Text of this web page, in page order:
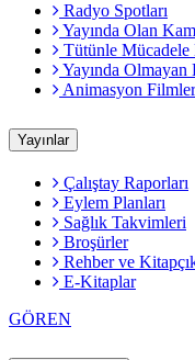
Radyo Spotları
Yayında Olan
Tütünle Mücadele
Yayında Olmayan
Animasyon Filmler
Yayınlar
Çalıştay Raporları
Eylem Planları
Sağlık Takvimleri
Broşürler
Rehber ve
E-Kitaplar
GÖREN